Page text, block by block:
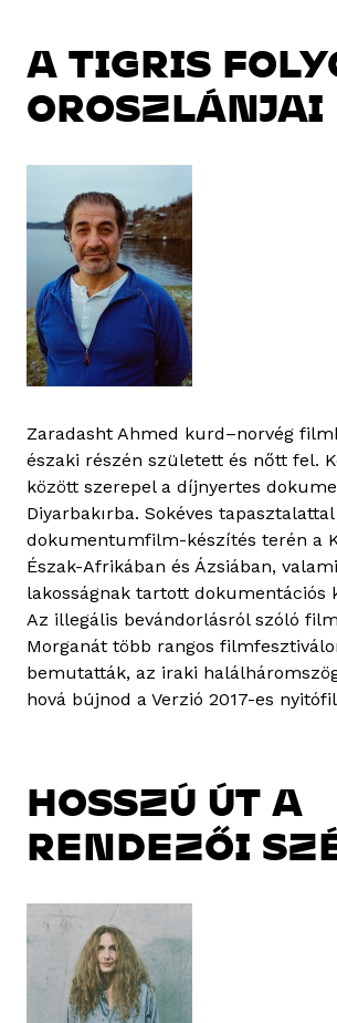
A TIGRIS
OROSZLÁNJAI
Zaradasht Ahmed kurd–norvég
északi részén született és nőtt fel.
között szerepel a díjnyertes
Diyarbakırba. Sokéves
dokumentumfilm-készítés terén a
Észak-Afrikában és Ázsiában,
lakosságnak tartott dokumentációs
Az illegális bevándorlásról szóló
Morganát több rangos
bemutatták, az iraki
hová bújnod a Verzió 2017-es
HOSSZÚ ÚT A
RENDEZŐI